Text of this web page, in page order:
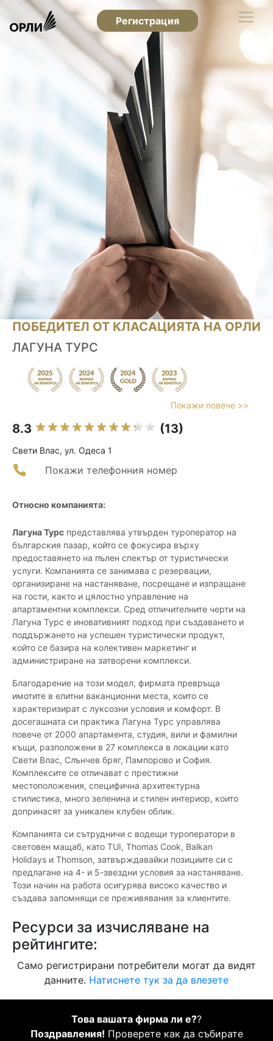
Регистрация
ПОБЕДИТЕЛ ОТ КЛАСАЦИЯТА НА ОРЛИ
ЛАГУНА ТУРС
Покажи повече >>
8.3 (13)
Свети Влас, ул. Одеса 1
Покажи телефонния номер
Относно компанията:
Лагуна Турс представлява утвърден туроператор на
българския пазар, който се фокусира върху
предоставянето на пълен спектър от туристически
услуги. Компанията се занимава с резервации,
организиране на настаняване, посрещане и изпращане
на гости, както и цялостно управление на
апартаментни комплекси. Сред отличителните черти на
Лагуна Турс е иновативният подход при създаването и
поддържането на успешен туристически продукт,
който се базира на колективен маркетинг и
администриране на затворени комплекси.
Благодарение на този модел, фирмата превръща
имотите в елитни ваканционни места, които се
характеризират с луксозни условия и комфорт. В
досегашната си практика Лагуна Турс управлява
повече от 2000 апартамента, студия, вили и фамилни
къщи, разположени в 27 комплекса в локации като
Свети Влас, Слънчев бряг, Пампорово и София.
Комплексите се отличават с престижни
местоположения, специфична архитектурна
стилистика, много зеленина и стилен интериор, които
допринасят за уникален клубен облик.
Компанията си сътрудничи с водещи туроператори в
световен мащаб, като TUI, Thomas Cook, Balkan
Holidays и Thomson, затвърждавайки позициите си с
предлагане на 4- и 5-звездни условия за настаняване.
Този начин на работа осигурява високо качество и
създава запомнящи се преживявания за клиентите.
Ресурси за изчисляване на
рейтингите:
Само регистрирани потребители могат да видят
данните. Натиснете тук за да влезете
Това вашата фирма ли е??
Поздравления! Проверете как да събирате